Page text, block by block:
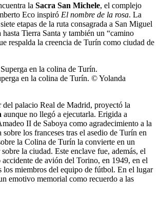
la Sacra San Michele, el complejo
Eco inspiró El nombre de la rosa. La
etapas de la ruta consagrada a San Miguel
hasta Tierra Santa y también un “camino
respalda la creencia de Turín como ciudad de
en la colina de Turín. © Yolanda
palacio Real de Madrid, proyectó la
aunque no llegó a ejecutarla. Erigida a
II de Saboya como agradecimiento a la
los franceses tras el asedio de Turín en
la Colina de Turín la convierte en un
la ciudad. Este enclave fue, además, el
accidente de avión del Torino, en 1949, en el
los miembros del equipo de fútbol. En el lugar
emotivo memorial como recuerdo a las